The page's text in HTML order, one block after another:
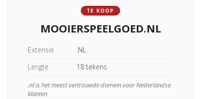
TE KOOP
MOOIERSPEELGOED.NL
Extensie
.NL
Lengte
18 tekens
.nl is het meest vertrouwde domein voor Nederlandse
klanten